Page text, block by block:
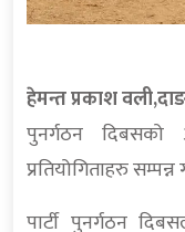
हेमन्त प्रकाश
पुनर्गठन
प्रतियोगिताहरु
पार्टी पुनर्गठन